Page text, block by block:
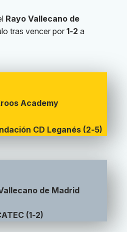
Rayo Vallecano de
tras vencer por1‑2 a
Academy
CD Leganés (2‑5)
de Madrid
(1‑2)